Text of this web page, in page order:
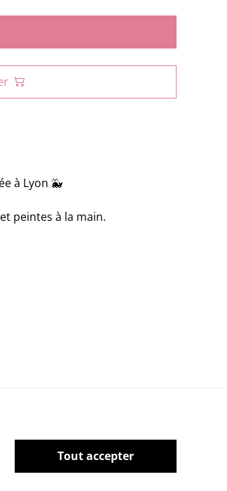
à Lyon 🐳
peintes à la main.
Tout accepter